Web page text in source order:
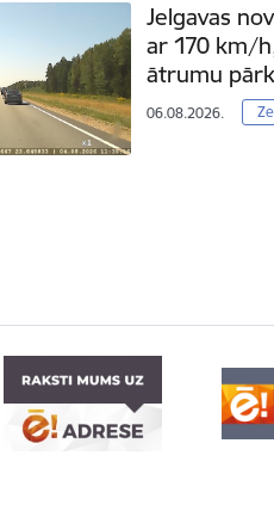
Jelgavas
ar 170 km/
ātrumu
06.08.2026.